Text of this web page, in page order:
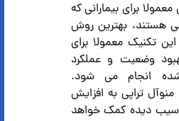
برای بیمارانی که
هستند، بهترین روش
تکنیک معمولا برای
وضعیت و عملکرد
انجام می شود.
تراپی به افزایش
دیده کمک خواهد